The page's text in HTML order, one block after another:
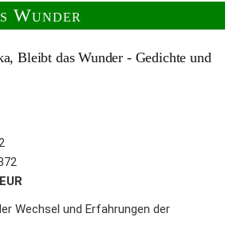
Wunder
Bleibt das Wunder - Gedichte und
Wechsel und Erfahrungen der